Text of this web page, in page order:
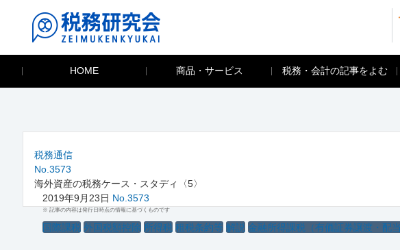
HOME 商品・サービス 税務・会計の記事をよむ
税務通信
No.3573
海外資産の税務ケース・スタディ〈5〉
2019年9月23日 No.3573
※ 記事の内容は発行日時点の情報に基づくものです
国際課税 外国税額控除 所得税 租税条約等 解説 金融所得課税（有価証券譲渡・配当